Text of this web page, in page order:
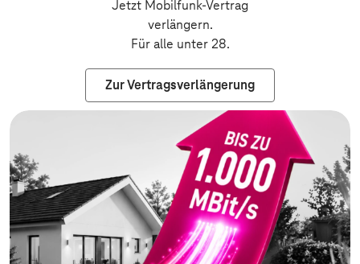
Jetzt Mobilfunk-Vertrag
verlängern.
Für alle unter 28.
Zur Vertragsverlängerung